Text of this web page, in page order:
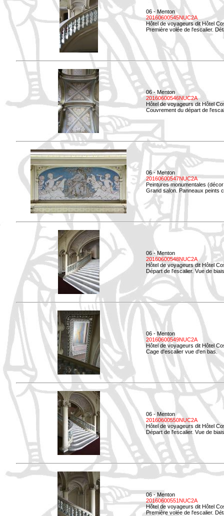
06 - Menton
20160600545NUC2A
Hôtel de voyageurs dit Hôtel
Première volée de l'escalier.
06 - Menton
20160600546NUC2A
Hôtel de voyageurs dit Hôtel
Couvrement du départ de
06 - Menton
20160600547NUC2A
Peintures monumentales
Grand salon. Panneaux peints
06 - Menton
20160600548NUC2A
Hôtel de voyageurs dit Hôtel
Départ de l'escalier. Vue de
06 - Menton
20160600549NUC2A
Hôtel de voyageurs dit Hôtel
Cage d'escalier vue d'en bas.
06 - Menton
20160600550NUC2A
Hôtel de voyageurs dit Hôtel
Départ de l'escalier. Vue de
06 - Menton
20160600551NUC2A
Hôtel de voyageurs dit Hôtel
Première volée de l'escalier.